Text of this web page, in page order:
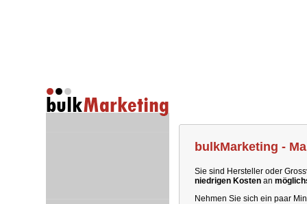
bulkMarketing -
Sie sind Hersteller oder
niedrigen Kosten an
Nehmen Sie sich ein paar